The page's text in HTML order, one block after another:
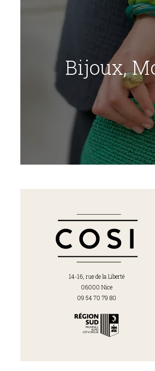
Bijoux,
14-16, rue de la Liberté
06000 Nice
09 54 70 79 80